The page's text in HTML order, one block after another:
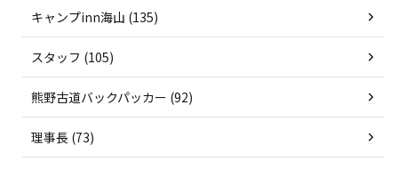
キャンプinn海山 (135)
スタッフ (105)
熊野古道バックパッカー (92)
理事長 (73)